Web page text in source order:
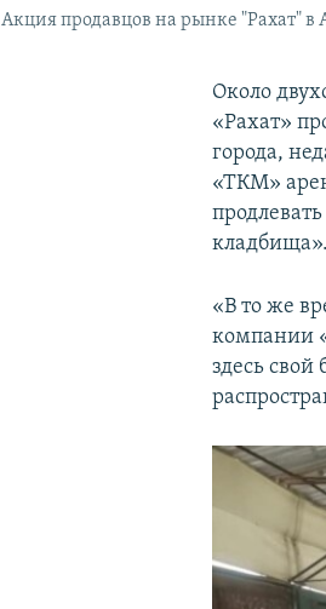
Акция продавцов на рынке "Рахат" в
Около
«Рахат»
города,
«ТКМ»
кладбища».
«В то же
компании
здесь свой